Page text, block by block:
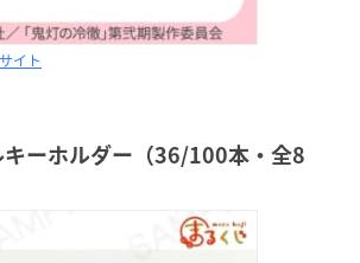
イト
キーホルダー（36/100本・全8